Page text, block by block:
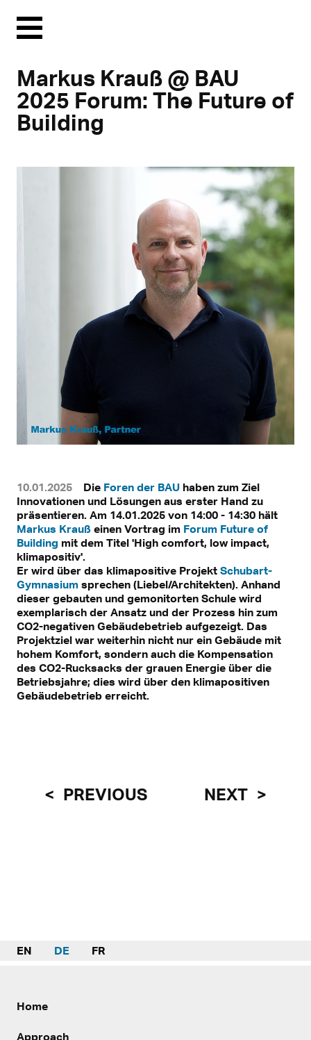
Menu
Markus Krauß @ BAU
2025 Forum: The Future of
Building
10.01.2025 Die Foren der BAU haben zum Ziel
Innovationen und Lösungen aus erster Hand zu
präsentieren. Am 14.01.2025 von 14:00 - 14:30 hält
Markus Krauß einen Vortrag im Forum Future of
Building mit dem Titel 'High comfort, low impact,
klimapositiv'.
Er wird über das klimapositive Projekt Schubart-
Gymnasium sprechen (Liebel/Architekten). Anhand
dieser gebauten und gemonitorten Schule wird
exemplarisch der Ansatz und der Prozess hin zum
CO2-negativen Gebäudebetrieb aufgezeigt. Das
Projektziel war weiterhin nicht nur ein Gebäude mit
hohem Komfort, sondern auch die Kompensation
des CO2-Rucksacks der grauen Energie über die
Betriebsjahre; dies wird über den klimapositiven
Gebäudebetrieb erreicht.
PREVIOUS NEXT
EN DE FR
Home
Approach